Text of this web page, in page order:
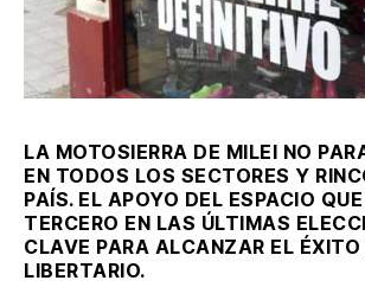
LA MOTOSIERRA DE MILEI NO
EN TODOS LOS SECTORES Y
PAÍS. EL APOYO DEL ESPACIO
TERCERO EN LAS ÚLTIMAS
CLAVE PARA ALCANZAR EL ÉXITO
LIBERTARIO.